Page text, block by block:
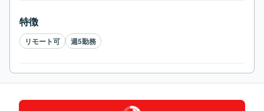
特徴
リモート可 週5勤務